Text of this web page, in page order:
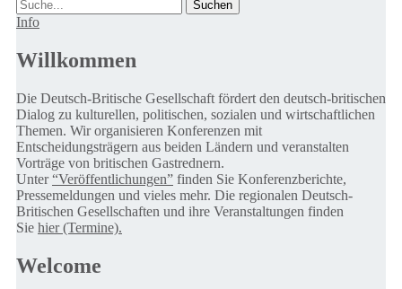
Info
Willkommen
Die Deutsch-Britische Gesellschaft fördert den deutsch-britischen
Dialog zu kulturellen, politischen, sozialen und wirtschaftlichen
Themen. Wir organisieren Konferenzen mit
Entscheidungsträgern aus beiden Ländern und veranstalten
Vorträge von britischen Gastrednern.
Unter“Veröffentlichungen” finden Sie Konferenzberichte,
Pressemeldungen und vieles mehr. Die regionalen Deutsch-
Britischen Gesellschaften und ihre Veranstaltungen finden
Sie hier (Termine).
Welcome